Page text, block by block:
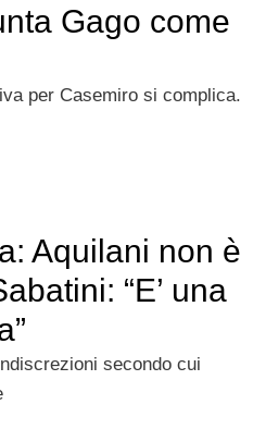
Gago come
per Casemiro si complica.
Aquilani non è
“E’ una
secondo cui